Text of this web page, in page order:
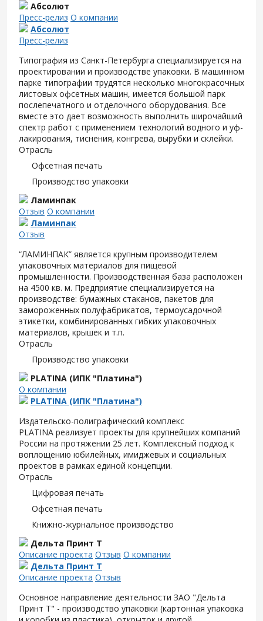
Абсолют
Пресс-релиз О компании
Абсолют
Пресс-релиз
Типография из Санкт-Петербурга специализируется на
проектировании и производстве упаковки. В машинном
парке типографии трудятся несколько многокрасочных
листовых офсетных машин, имеется большой парк
послепечатного и отделочного оборудования. Все
вместе это дает возможность выполнить широчайший
спектр работ с применением технологий водного и уф-
лакирования, тиснения, конгрева, вырубки и склейки.
Отрасль
Офсетная печать
Производство упаковки
Ламинпак
Отзыв О компании
Ламинпак
Отзыв
“ЛАМИНПАК” является крупным производителем
упаковочных материалов для пищевой
промышленности. Производственная база расположен
на 4500 кв. м. Предприятие специализируется на
производстве: бумажных стаканов, пакетов для
замороженных полуфабрикатов, термоусадочной
этикетки, комбинированных гибких упаковочных
материалов, крышек и т.п.
Отрасль
Производство упаковки
PLATINA (ИПК "Платина")
О компании
PLATINA (ИПК "Платина")
Издательско-полиграфический комплекс
PLATINA реализует проекты для крупнейших компаний
России на протяжении 25 лет. Комплексный подход к
воплощению юбилейных, имиджевых и социальных
проектов в рамках единой концепции.
Отрасль
Цифровая печать
Офсетная печать
Книжно-журнальное производство
Дельта Принт Т
Описание проекта Отзыв О компании
Дельта Принт Т
Описание проекта Отзыв
Основное направление деятельности ЗАО "Дельта
Принт Т" - производство упаковки (картонная упаковка